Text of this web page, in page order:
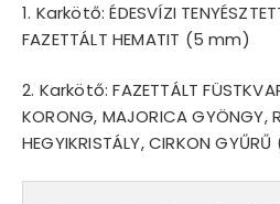
1. Karkötő: ÉDESVÍZI
FAZETTÁLT HEMATIT (5 mm)
2. Karkötő: FAZETTÁLT
KORONG, MAJORICA GYÖNGY,
HEGYIKRISTÁLY, CIRKON